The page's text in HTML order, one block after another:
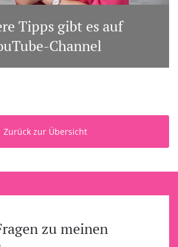
Tipps gibt es auf
Channel
Zurück zur Übersicht
zu meinen